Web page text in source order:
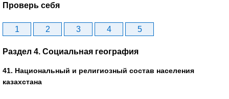
Проверь себя
1 2 3 4 5
Раздел 4. Социальная география
41. Национальный и религиозный состав населения
казахстана